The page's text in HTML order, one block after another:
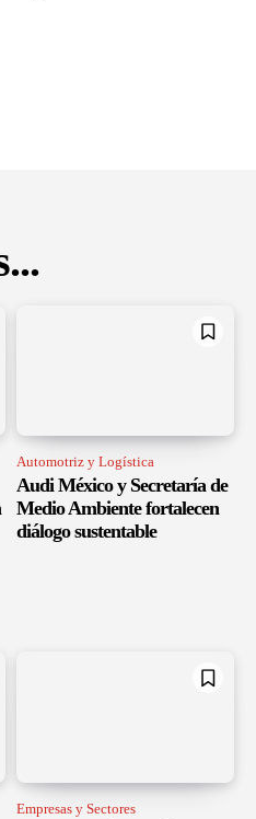
Automotriz y Logística
Audi México y Secretaría de
Medio Ambiente fortalecen
diálogo sustentable
Empresas y Sectores